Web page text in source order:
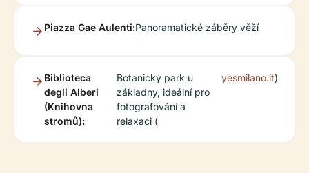
Piazza Gae Aulenti:Panoramatické záběry věží
Biblioteca
degli Alberi
(Knihovna
stromů):
Botanický park u
základny, ideální pro
fotografování a
relaxaci (
yesmilano.it)